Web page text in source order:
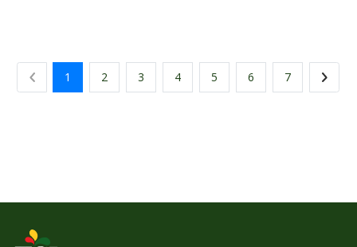
đặc có nguồn gốc tự nhiên
như dầu dừa, dầu oliu, dầu
bưởi, dầu argan
tóc, thay đổi màu tóc theo
màu thuốc nhuộm.
1 2 3 4 5 6 7